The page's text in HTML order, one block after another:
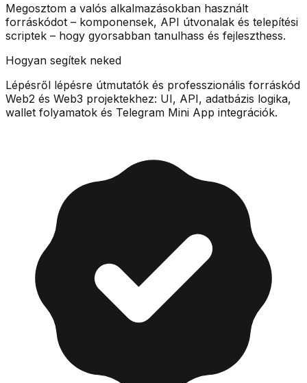
Megosztom a valós alkalmazásokban használt
forráskódot – komponensek, API útvonalak és telepítési
scriptek – hogy gyorsabban tanulhass és fejleszthess.
Hogyan segítek neked
Lépésről lépésre útmutatók és professzionális forráskód
Web2 és Web3 projektekhez: UI, API, adatbázis logika,
wallet folyamatok és Telegram Mini App integrációk.